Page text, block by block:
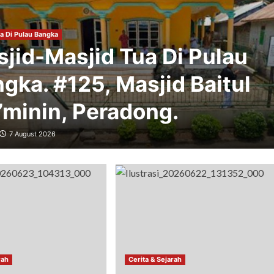
Di Pulau Bangka
Masjid Tua Di Pulau
#125, Masjid Baitul
Peradong.
7 August 2026
Cerita & Sejarah